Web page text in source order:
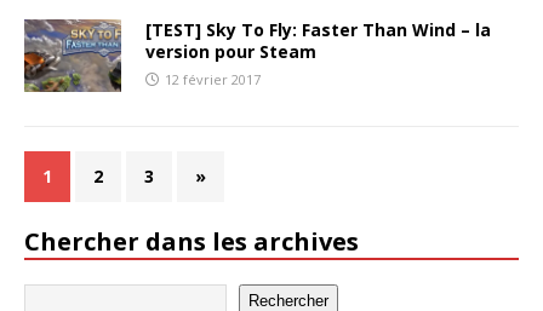
[TEST] Sky To Fly: Faster Than Wind – la
version pour Steam
12 février 2017
1 2 3 »
Chercher dans les archives
Rechercher